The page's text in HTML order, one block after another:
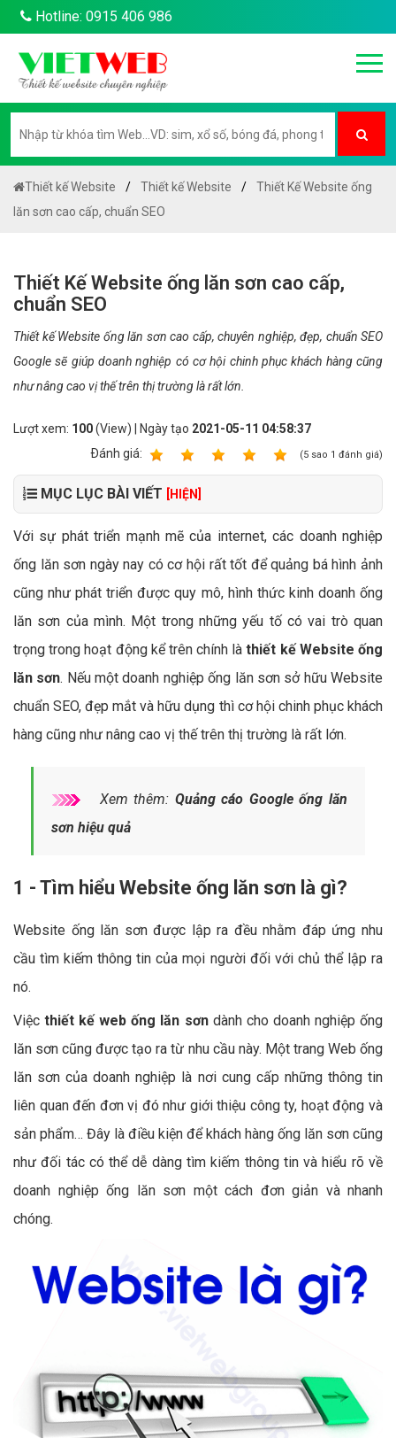
Hotline: 0915 406 986
Thiết kế Website Thiết kế Website
Thiết Kế Website ống
lăn sơn cao cấp, chuẩn SEO
Thiết Kế Website ống lăn sơn cao cấp,
chuẩn SEO
Thiết kế Website ống lăn sơn cao cấp, chuyên nghiệp, đẹp, chuẩn SEO
Google sẽ giúp doanh nghiệp có cơ hội chinh phục khách hàng cũng
như nâng cao vị thế trên thị trường là rất lớn.
Lượt xem: 100(View) | Ngày tạo 2021-05-11 04:58:37
Ðánh giá:
(5 sao 1 đánh giá)
MỤC LỤC BÀI VIẾT [HIỆN]
Với sự phát triển mạnh mẽ của internet, các doanh nghiệp
ống lăn sơn ngày nay có cơ hội rất tốt để quảng bá hình ảnh
cũng như phát triển được quy mô, hình thức kinh doanh ống
lăn sơn của mình. Một trong những yếu tố có vai trò quan
trọng trong hoạt động kể trên chính làthiết kế Website ống
lăn sơn. Nếu một doanh nghiệp ống lăn sơn sở hữu Website
chuẩn SEO, đẹp mắt và hữu dụng thì cơ hội chinh phục khách
hàng cũng như nâng cao vị thế trên thị trường là rất lớn.
Xem thêm: Quảng cáo Google ống lăn
sơn hiệu quả
1 - Tìm hiểu Website ống lăn sơn là gì?
Website ống lăn sơn được lập ra đều nhằm đáp ứng nhu
cầu tìm kiếm thông tin của mọi người đối với chủ thể lập ra
nó.
Việcthiết kế web ống lăn sơndành cho doanh nghiệp ống
lăn sơn cũng được tạo ra từ nhu cầu này. Một trang Web ống
lăn sơn của doanh nghiệp là nơi cung cấp những thông tin
liên quan đến đơn vị đó như giới thiệu công ty, hoạt động và
sản phẩm… Đây là điều kiện để khách hàng ống lăn sơn cũng
như đối tác có thể dễ dàng tìm kiếm thông tin và hiểu rõ về
doanh nghiệp ống lăn sơn một cách đơn giản và nhanh
chóng.